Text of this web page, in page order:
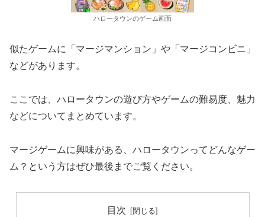
ハロータウンのゲーム画面
似たゲームに「マージマンション」や「マージコンビニ」
などがあります。
ここでは、ハロータウンの遊び方やゲームの難易度、魅力
などについてまとめています。
マージゲームに興味がある、ハロータウンってどんなゲー
ム？という方はぜひ最後までご覧ください。
目次